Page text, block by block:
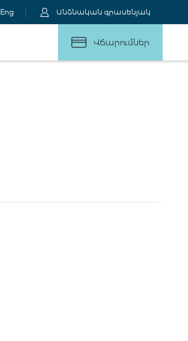
Eng Անձնական գրասենյակ
Վճարումներ